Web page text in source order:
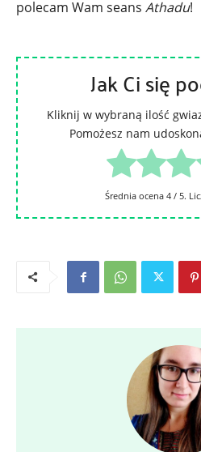
polecam Wam seans Athadu!
Jak Ci się
Kliknij w wybraną ilość
Pomożesz nam
Średnia ocena 4 / 5.